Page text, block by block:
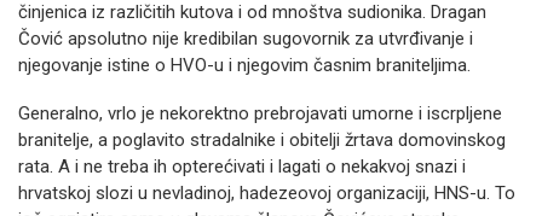
činjenica iz različitih kutova i od mnoštva sudionika. Dragan
Čović apsolutno nije kredibilan sugovornik za utvrđivanje i
njegovanje istine o HVO-u i njegovim časnim braniteljima.
Generalno, vrlo je nekorektno prebrojavati umorne i iscrpljene
branitelje, a poglavito stradalnike i obitelji žrtava domovinskog
rata. A i ne treba ih opterećivati i lagati o nekakvoj snazi i
hrvatskoj slozi u nevladinoj, hadezeovoj organizaciji, HNS-u. To